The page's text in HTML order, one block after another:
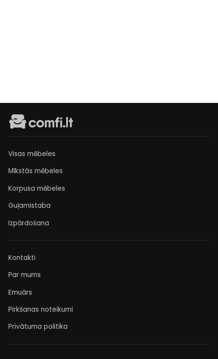
Visas mēbeles
Mīkstās mēbeles
Korpusa mēbeles
Guļamistaba
Izpārdošana
Kontakti
Par mums
Emuārs
Pirkšanas noteikumi
Privātuma politika